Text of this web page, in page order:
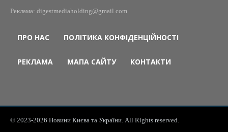
Реклама: digestmediaholding@gmail.com
ПРО НАС ПОЛІТИКА КОНФІДЕНЦІЙНОСТІ
РЕКЛАМА МАПА САЙТУ КОНТАКТИ
© 2023-2026 Новини Києва та України. All Rights reserved.